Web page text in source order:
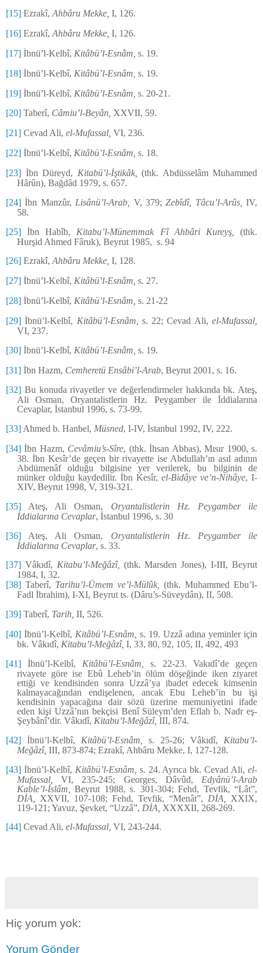
[15] Ezrakî, Ahbâru Mekke, I, 126.
[16] Ezrakî, Ahbâru Mekke, I, 126.
[17] İbnü’l-Kelbî, Kitâbü’l-Esnâm, s. 19.
[18] İbnü’l-Kelbî, Kitâbü’l-Esnâm, s. 19.
[19] İbnü’l-Kelbî, Kitâbü’l-Esnâm, s. 20-21.
[20] Taberî, Câmiu’l-Beyân, XXVII, 59.
[21] Cevad Ali, el-Mufassal, VI, 236.
[22] İbnü’l-Kelbî, Kitâbü’l-Esnâm, s. 18.
[23] İbn Düreyd, Kitabü’l-İştikâk,
(thk. Abdüsselâm Muhammed
Hârûn), Bağdâd 1979, s. 657.
[24] İbn Manzûr, Lisânü’l-Arab, V, 379;Zebîdî, Tâcu’l-Arûs, IV,
58.
[25] İbn Habîb, Kitabu’l-Münemmak Fî Ahbâri Kureyş,
(thk.
Hurşid Ahmed Fâruk), Beyrut 1985, s. 94
[26] Ezrakî, Ahbâru Mekke, I, 128.
[27] İbnü’l-Kelbî, Kitâbü’l-Esnâm, s. 27.
[28] İbnü’l-Kelbî, Kitâbü’l-Esnâm, s. 21-22
[29] İbnü’l-Kelbî, Kitâbü’l-Esnâm, s. 22; Cevad Ali,el-Mufassal,
VI, 237.
[30] İbnü’l-Kelbî, Kitâbü’l-Esnâm, s. 19.
[31] İbn Hazm, Cemheretü Ensâbi’l-Arab, Beyrut 2001, s. 16.
[32] Bu konuda rivayetler ve değerlendirmeler hakkında bk. Ateş,
Ali Osman, Oryantalistlerin Hz. Peygamber ile İddialarına
Cevaplar, İstanbul 1996, s. 73-99.
[33] Ahmed b. Hanbel, Müsned, I-IV, İstanbul 1992, IV, 222.
[34] İbn Hazm, Cevâmiu’s-Sîre, (thk. İhsan Abbas), Mısır 1900, s.
38. İbn Kesîr’de geçen bir rivayette ise Abdullah’ın asıl adının
Abdümenâf olduğu bilgisine yer verilerek, bu bilginin de
münker olduğu kaydedilir. İbn Kesîr, el-Bidâye ve’n-Nihâye, I-
XIV, Beyrut 1998, V, 319-321.
[35] Ateş, Ali Osman, Oryantalistlerin Hz. Peygamber ile
İddialarına Cevaplar, İstanbul 1996, s. 30
[36] Ateş, Ali Osman, Oryantalistlerin Hz. Peygamber ile
İddialarına Cevaplar, s. 33.
[37] Vâkıdî, Kitabu’l-Meğâzî, (thk. Marsden Jones), I-III, Beyrut
1984, I, 32.
[38] Taberî, Tarihu’l-Ümem ve’l-Mülûk, (thk. Muhammed Ebu’l-
Fadl İbrahim), I-XI, Beyrut ts. (Dâru’s-Süveydân), II, 508.
[39] Taberî, Tarih, II, 526.
[40] İbnü’l-Kelbî, Kitâbü’l-Esnâm, s. 19. Uzzâ adına yeminler için
bk. Vâkıdî, Kitabu’l-Meğâzî, I, 33, 80, 92, 105, II, 492, 493
[41] İbnü’l-Kelbî, Kitâbü’l-Esnâm,
s. 22-23. Vakıdî’de geçen
rivayete göre ise Ebû Leheb’in ölüm döşeğinde iken ziyaret
ettiği ve kendisinden sonra Uzzâ’ya ibadet edecek kimsenin
kalmayacağından endişelenen, ancak Ebu Leheb’in bu işi
kendisinin yapacağına dair sözü üzerine memuniyetini ifade
eden kişi Uzzâ’nın bekçisi Benî Süleym’den Eflah b. Nadr eş-
Şeybânî’dir. Vâkıdî, Kitabu’l-Meğâzî, III, 874.
[42] İbnü’l-Kelbî, Kitâbü’l-Esnâm, s. 25-26; Vâkıdî, Kitabu’l-
Meğâzî, III, 873-874; Ezrakî, Ahbâru Mekke, I, 127-128.
[43] İbnü’l-Kelbî, Kitâbü’l-Esnâm, s. 24. Ayrıca bk. Cevad Ali,el-
Mufassal,
VI, 235-245; Georges, Dâvûd, Edyânü’l-Arab
Kable’l-İslâm,Beyrut 1988, s. 301-304; Fehd, Tevfik, “Lât”,
DİA,
XXVII, 107-108; Fehd, Tevfik, “Menât”, DİA,
XXIX,
119-121; Yavuz, Şevket, “Uzzâ”, DİA, XXXXII, 268-269.
[44] Cevad Ali, el-Mufassal, VI, 243-244.
Hiç yorum yok:
Yorum Gönder